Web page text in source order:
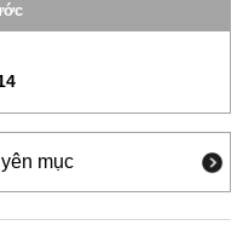
mục